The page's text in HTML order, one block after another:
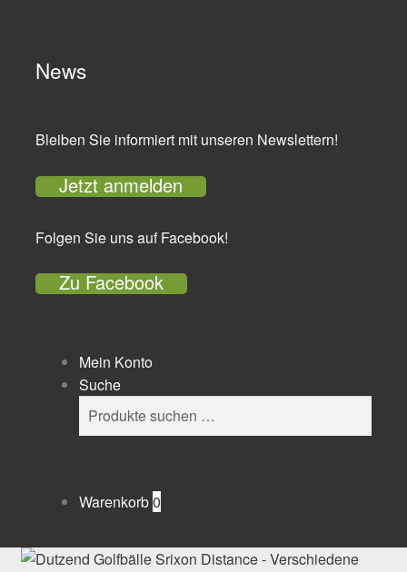
News
Bleiben Sie informiert mit unseren Newslettern!
Jetzt anmelden
Folgen Sie uns auf Facebook!
Zu Facebook
Mein Konto
Suche
Suchen
nach:
Suchen
Warenkorb0